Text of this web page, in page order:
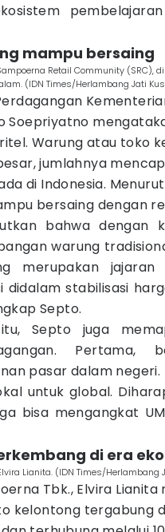
mampu bersaing
Retail Community (SRC),
(IDN Times/Herlambang Jati
Soepriyatno
Warung atau toko
jumlahnya
di Indonesia.
bersaing dengan
bahwa dengan
warung
merupakan
didalam stabilisasi
Septo.
Septo juga
Pertama,
pasar dalam negeri.
untuk global.
bisa mengangkat
di era
Lianita. (IDN Times/Herlambang
Tbk., Elvira
kelontong tergabung